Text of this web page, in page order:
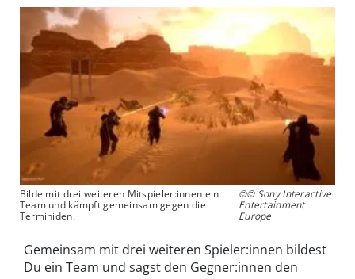
Bilde mit drei weiteren Mitspieler:innen ein
Team und kämpft gemeinsam gegen die
Terminiden.
©© Sony Interactive
Entertainment
Europe
Gemeinsam mit drei weiteren Spieler:innen bildest
Du ein Team und sagst den Gegner:innen den